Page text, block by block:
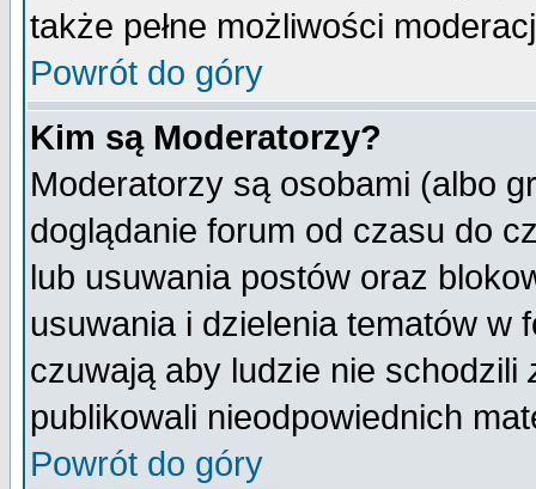
także pełne możliwości
Powrót do góry
Kim są Moderatorzy?
Moderatorzy są osobami (albo
doglądanie forum od czasu do
lub usuwania postów oraz
usuwania i dzielenia tematów w
czuwają aby ludzie nie schodzili
publikowali nieodpowiednich
Powrót do góry